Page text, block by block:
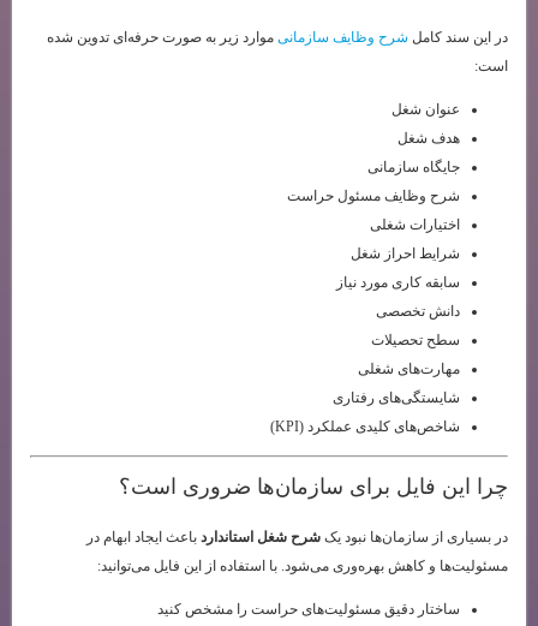
در این سند کامل شرح وظایف سازمانی موارد زیر به صورت حرفه‌ای تدوین شده
است:
عنوان شغل
هدف شغل
جایگاه سازمانی
شرح وظایف مسئول حراست
اختیارات شغلی
شرایط احراز شغل
سابقه کاری مورد نیاز
دانش تخصصی
سطح تحصیلات
مهارت‌های شغلی
شایستگی‌های رفتاری
شاخص‌های کلیدی عملکرد (KPI)
چرا این فایل برای سازمان‌ها ضروری است؟
در بسیاری از سازمان‌ها نبود یک شرح شغل استاندارد باعث ایجاد ابهام در
مسئولیت‌ها و کاهش بهره‌وری می‌شود. با استفاده از این فایل می‌توانید:
ساختار دقیق مسئولیت‌های حراست را مشخص کنید